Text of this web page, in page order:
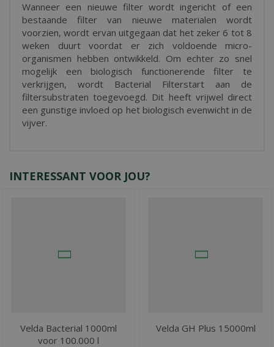
Wanneer een nieuwe filter wordt ingericht of een
bestaande filter van nieuwe materialen wordt
voorzien, wordt ervan uitgegaan dat het zeker 6 tot 8
weken duurt voordat er zich voldoende micro-
organismen hebben ontwikkeld. Om echter zo snel
mogelijk een biologisch functionerende filter te
verkrijgen, wordt Bacterial Filterstart aan de
filtersubstraten toegevoegd. Dit heeft vrijwel direct
een gunstige invloed op het biologisch evenwicht in de
vijver.
INTERESSANT VOOR JOU?
Velda Bacterial 1000ml
voor 100.000 l
Velda GH Plus 15000ml